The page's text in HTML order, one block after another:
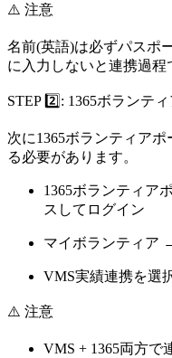
⚠️ 注意
名前(英語)は必ずパスポ
に入力 しないと連携過程
STEP 2️⃣: 1365ボランテ
次に1365ボランティア
る必要があります。
1365ボランティア
スしてログイン
マイボランティア
VMS実績連携を選
⚠️ 注意
VMS + 1365両方で